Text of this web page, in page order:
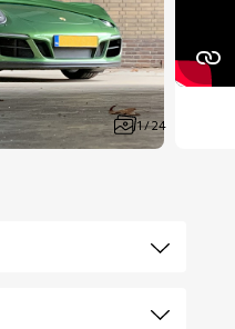
1 / 24